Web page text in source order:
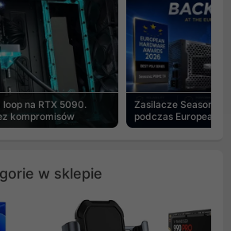
na RTX 5090.
kompromisów
Zasilacze Seasonic
podczas European
w sklepie